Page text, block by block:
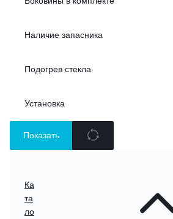
Наличие запасника
Подогрев стекла
Установка
Показать
Ка
та
ло